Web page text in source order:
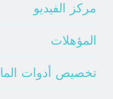
مركز الفيديو
المؤهلات
تخصيص أدوات